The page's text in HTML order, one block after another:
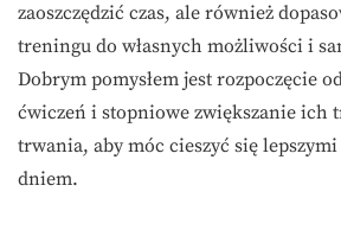
zaoszczędzić czas, ale również
treningu do własnych możliwości i
Dobrym pomysłem jest rozpoczęcie
ćwiczeń i stopniowe zwiększanie ich
trwania, aby móc cieszyć się
dniem.